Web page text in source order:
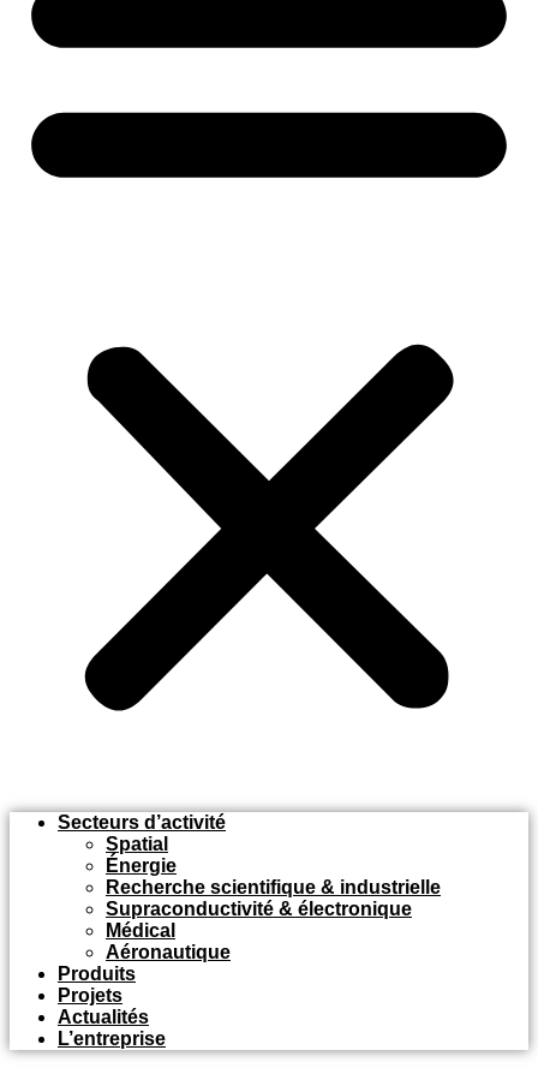
Secteurs d’activité
Spatial
Énergie
Recherche scientifique & industrielle
Supraconductivité & électronique
Médical
Aéronautique
Produits
Projets
Actualités
L’entreprise